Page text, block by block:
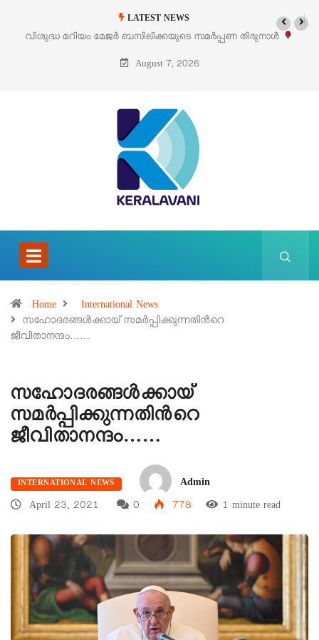
LATEST NEWS
വിശുദ്ധ മറിയം മേജർ ബസിലിക്കയുടെ സമർപ്പണ തിരുനാൾ
ഓഗസ്റ്റ് 5 –
August 7, 2026
Home
International News
സഹോദരങ്ങൾക്കായ് സമർപ്പിക്കുന്നതിന്‍റെ
ജീവിതാനന്ദം……
സഹോദരങ്ങൾക്കായ്
സമർപ്പിക്കുന്നതിന്‍റെ
ജീവിതാനന്ദം……
INTERNATIONAL NEWS
Admin
April 23, 2021
0 778 1 minute read